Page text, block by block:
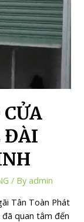
ĐÀI
/ Byadmin
Tân Toàn Phát
đã quan tâm đến